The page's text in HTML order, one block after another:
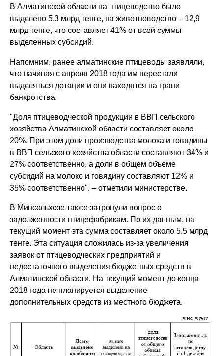
В Алматинской области на птицеводство было
выделено 5,3 млрд тенге, на животноводство – 12,9
млрд тенге, что составляет 41% от всей суммы
выделенных субсидий.
Напомним, ранее алматинские птицеводы заявляли,
что начиная с апреля 2018 года им перестали
выделяться дотации и они находятся на грани
банкротства.
"Доля птицеводческой продукции в ВВП сельского
хозяйства Алматинской области составляет около
20%. При этом доли производства молока и говядины
в ВВП сельского хозяйства области составляют 34% и
27% соответственно, а доли в общем объеме
субсидий на молоко и говядину составляют 12% и
35% соответственно", – отметили министерстве.
В Минсельхозе также затронули вопрос о
задолженности птицефабрикам. По их данным, на
текущий момент эта сумма составляет около 5,5 млрд
тенге. Эта ситуация сложилась из-за увеличения
заявок от птицеводческих предприятий и
недостаточного выделения бюджетных средств в
Алматинской области. На текущий момент до конца
2018 года не планируется выделение
дополнительных средств из местного бюджета.